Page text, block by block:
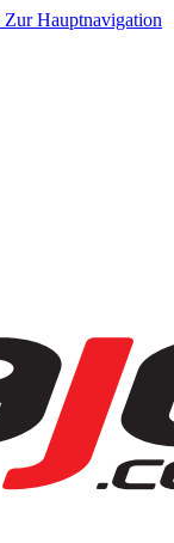
Zur Hauptnavigation